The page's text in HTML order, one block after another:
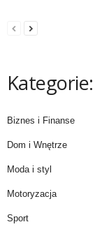
Kategorie:
Biznes i Finanse
Dom i Wnętrze
Moda i styl
Motoryzacja
Sport